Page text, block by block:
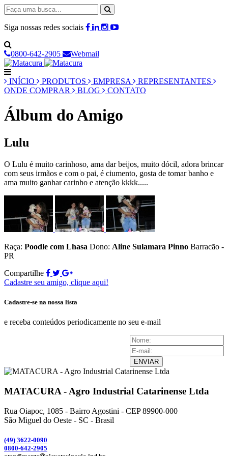
Siga nossas redes sociais
0800-642-2905 Webmail
INÍCIO PRODUTOS EMPRESA
REPRESENTANTES
ONDE COMPRAR
BLOG CONTATO
Álbum do Amigo
Lulu
O Lulu é muito carinhoso, ama dar beijos, muito dócil, adora brincar
com seus irmãos e com o pai, é ciumento, gosta de tomar banho e
ama muito ganhar carinho e atenção kkkk.....
Raça: Poodle com Lhasa Dono: Aline Sulamara Pinno Barracão -
PR
Compartilhe
Cadastre seu amigo, clique aqui!
Cadastre-se na nossa lista
e receba conteúdos periodicamente no seu e-mail
ENVIAR
MATACURA - Agro Industrial Catarinense Ltda
Rua Oiapoc, 1085 - Bairro Agostini - CEP 89900-000
São Miguel do Oeste - SC - Brasil
(49) 3622-0090
0800-642-2905